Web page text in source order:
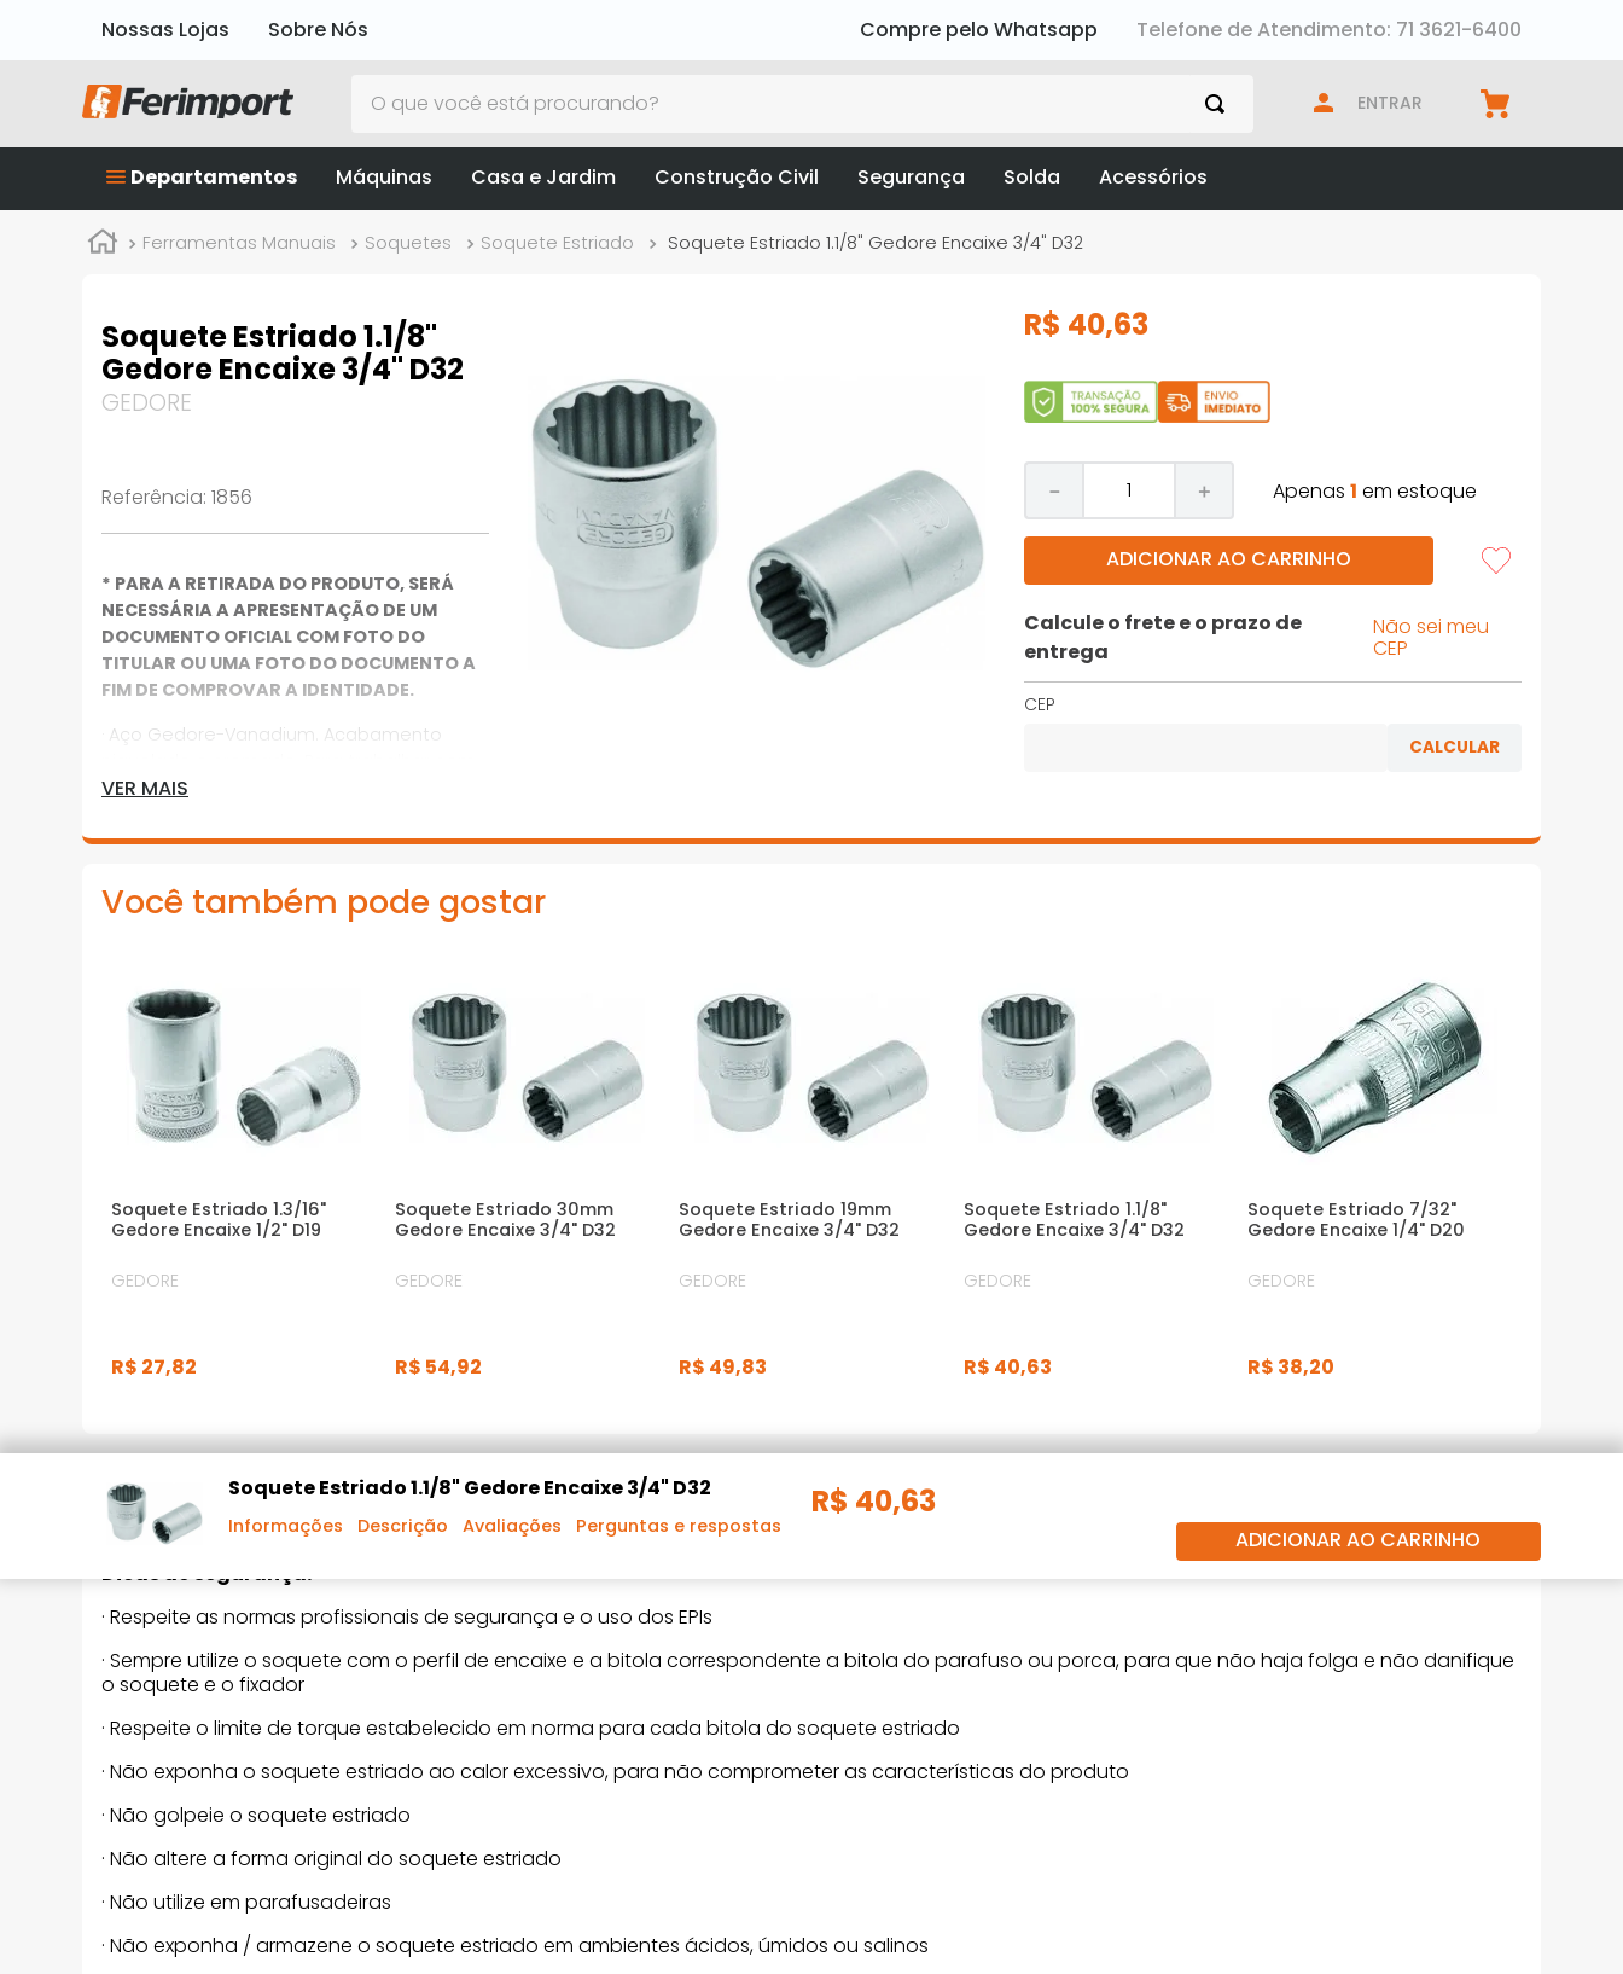
Nossas Lojas Sobre Nós Compre pelo Whatsapp
Telefone de Atendimento: 71 3621-6400
ENTRAR
Departamentos Máquinas Casa e Jardim Construção Civil Segurança Solda Acessórios
Ferramentas Manuais Soquetes Soquete Estriado Soquete Estriado 1.1/8" Gedore Encaixe 3/4" D32
Soquete Estriado 1.1/8"
Gedore Encaixe 3/4" D32
GEDORE
Referência: 1856
* PARA A RETIRADA DO PRODUTO, SERÁ
NECESSÁRIA A APRESENTAÇÃO DE UM
DOCUMENTO OFICIAL COM FOTO DO
TITULAR OU UMA FOTO DO DOCUMENTO A
FIM DE COMPROVAR A IDENTIDADE.
· Aço Gedore-Vanadium. Acabamento
acessórios manuais com encaixe
3120 - C 20, ISO 1174. Indicado para
sextavado externo
VER MAIS
R$ 40,63
＋
－ Apenas1 em estoque
ADICIONAR AO CARRINHO
Calcule o frete e o prazo de
entrega
Não sei meu
CEP
CEP
Você também pode gostar
Soquete Estriado 1.3/16"
Gedore Encaixe 1/2" D19
GEDORE
R$ 27,82
Soquete Estriado 30mm
Gedore Encaixe 3/4" D32
GEDORE
R$ 54,92
Soquete Estriado 19mm
Gedore Encaixe 3/4" D32
GEDORE
R$ 49,83
Soquete Estriado 1.1/8"
Gedore Encaixe 3/4" D32
GEDORE
R$ 40,63
Soquete Estriado 7/32"
Gedore Encaixe 1/4" D20
GEDORE
R$ 38,20
Soquete Estriado 1.1/8" Gedore Encaixe 3/4" D32
Informações Descrição Avaliações Perguntas e respostas
R$ 40,63
ADICIONAR AO CARRINHO
DESCRIÇÃO DO PRODUTO
Dicas de segurança:
· Respeite as normas profissionais de segurança e o uso dos EPIs
· Sempre utilize o soquete com o perfil de encaixe e a bitola correspondente a bitola do parafuso ou porca, para que não haja folga e não danifique
o soquete e o fixador
· Respeite o limite de torque estabelecido em norma para cada bitola do soquete estriado
· Não exponha o soquete estriado ao calor excessivo, para não comprometer as características do produto
· Não golpeie o soquete estriado
· Não altere a forma original do soquete estriado
· Não utilize em parafusadeiras
· Não exponha / armazene o soquete estriado em ambientes ácidos, úmidos ou salinos